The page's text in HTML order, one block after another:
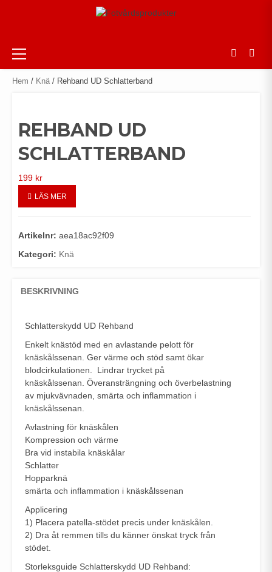
Primary
Menu
Hem / Knä / Rehband UD Schlatterband
REHBAND UD
SCHLATTERBAND
199 kr
LÄS MER
Artikelnr: aea18ac92f09
Kategori: Knä
BESKRIVNING
Schlatterskydd UD Rehband
Enkelt knästöd med en avlastande pelott för
knäskålssenan. Ger värme och stöd samt ökar
blodcirkulationen. Lindrar trycket på
knäskålssenan. Överansträngning och överbelastning
av mjukvävnaden, smärta och inflammation i
knäskålssenan.
Avlastning för knäskålen
Kompression och värme
Bra vid instabila knäskålar
Schlatter
Hopparknä
smärta och inflammation i knäskålssenan
Applicering
1) Placera patella-stödet precis under knäskålen.
2) Dra åt remmen tills du känner önskat tryck från
stödet.
Storleksguide Schlatterskydd UD Rehband: